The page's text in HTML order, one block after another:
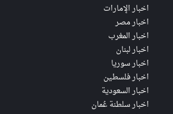
اخبار الإمارات
اخبار مصر
اخبار المغرب
اخبار لبنان
اخبار سوريا
اخبار فلسطين
اخبار السعودية
اخبار سلطنة عُمان